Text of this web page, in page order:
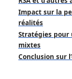
Impact sur la
réalités
Stratégies pour
mixtes
Conclusion sur